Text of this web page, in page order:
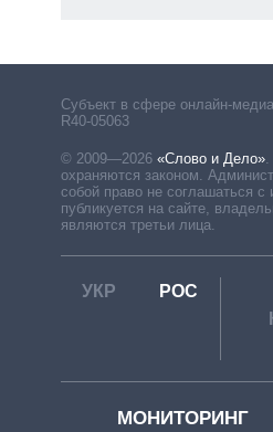
Субъект в сфере онлайн-
R40-05063
© 2009—2026 «Слово и Дело».
охраняются законом.
собой право не соглашаться с
публикуется на сайте,
являются третьи лица.
УКР РОС
МОНИТОРИНГ